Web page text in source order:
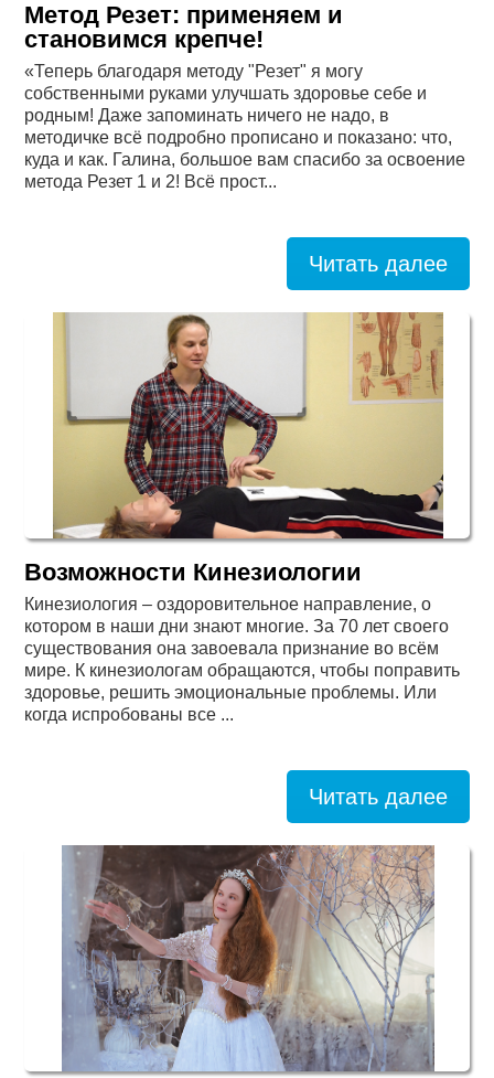
Дневник
кинезиолога
Секреты
здоровья
О
Метод Резет: применяем и
становимся крепче!
«Теперь благодаря методу "Резет" я могу
собственными руками улучшать здоровье себе и
родным! Даже запоминать ничего не надо, в
методичке всё подробно прописано и показано: что,
куда и как. Галина, большое вам спасибо за освоение
метода Резет 1 и 2! Всё прост...
Читать далее
Возможности Кинезиологии
Кинезиология – оздоровительное направление, о
котором в наши дни знают многие. За 70 лет своего
существования она завоевала признание во всём
мире. К кинезиологам обращаются, чтобы поправить
здоровье, решить эмоциональные проблемы. Или
когда испробованы все ...
Читать далее